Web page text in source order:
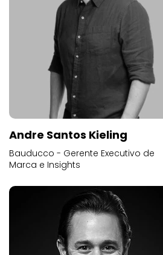
Andre Santos Kieling
Bauducco - Gerente Executivo de
Marca e Insights